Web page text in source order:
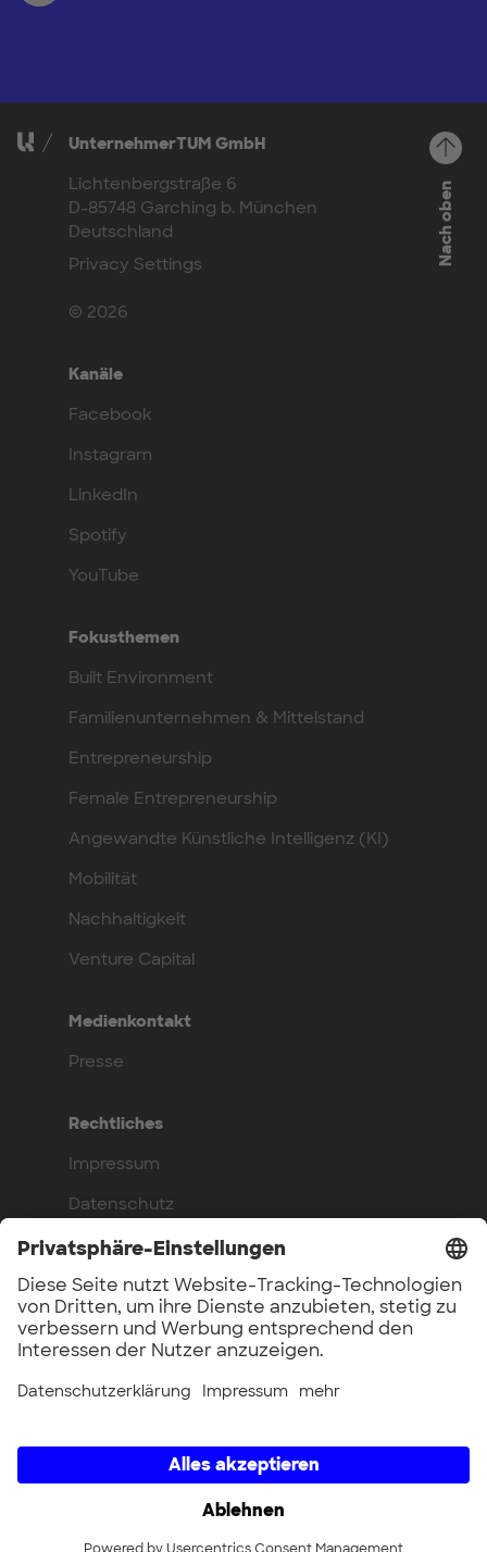
UnternehmerTUM GmbH
Lichtenbergstraße 6
D-85748 Garching b. München
Deutschland
Privacy Settings
© 2026
Kanäle
Facebook
Instagram
LinkedIn
Spotify
YouTube
Fokusthemen
Built Environment
Familienunternehmen & Mittelstand
Entrepreneurship
Female Entrepreneurship
Angewandte Künstliche Intelligenz (KI)
Mobilität
Nachhaltigkeit
Venture Capital
Medienkontakt
Presse
Rechtliches
Impressum
Datenschutz
Compliance
Arbeite bei uns
Benefits
Offene Stellen
Nach oben
UnternehmerTUM GmbH × UnternehmerTUM Projekt GmbH ×
Unternehmertum Venture Capital Partners GmbH ×
UnternehmerTUM MakerSpace GmbH × Munich Urban Colab
GmbH × UnternehmerTUM Industrial Innovators LEC GmbH